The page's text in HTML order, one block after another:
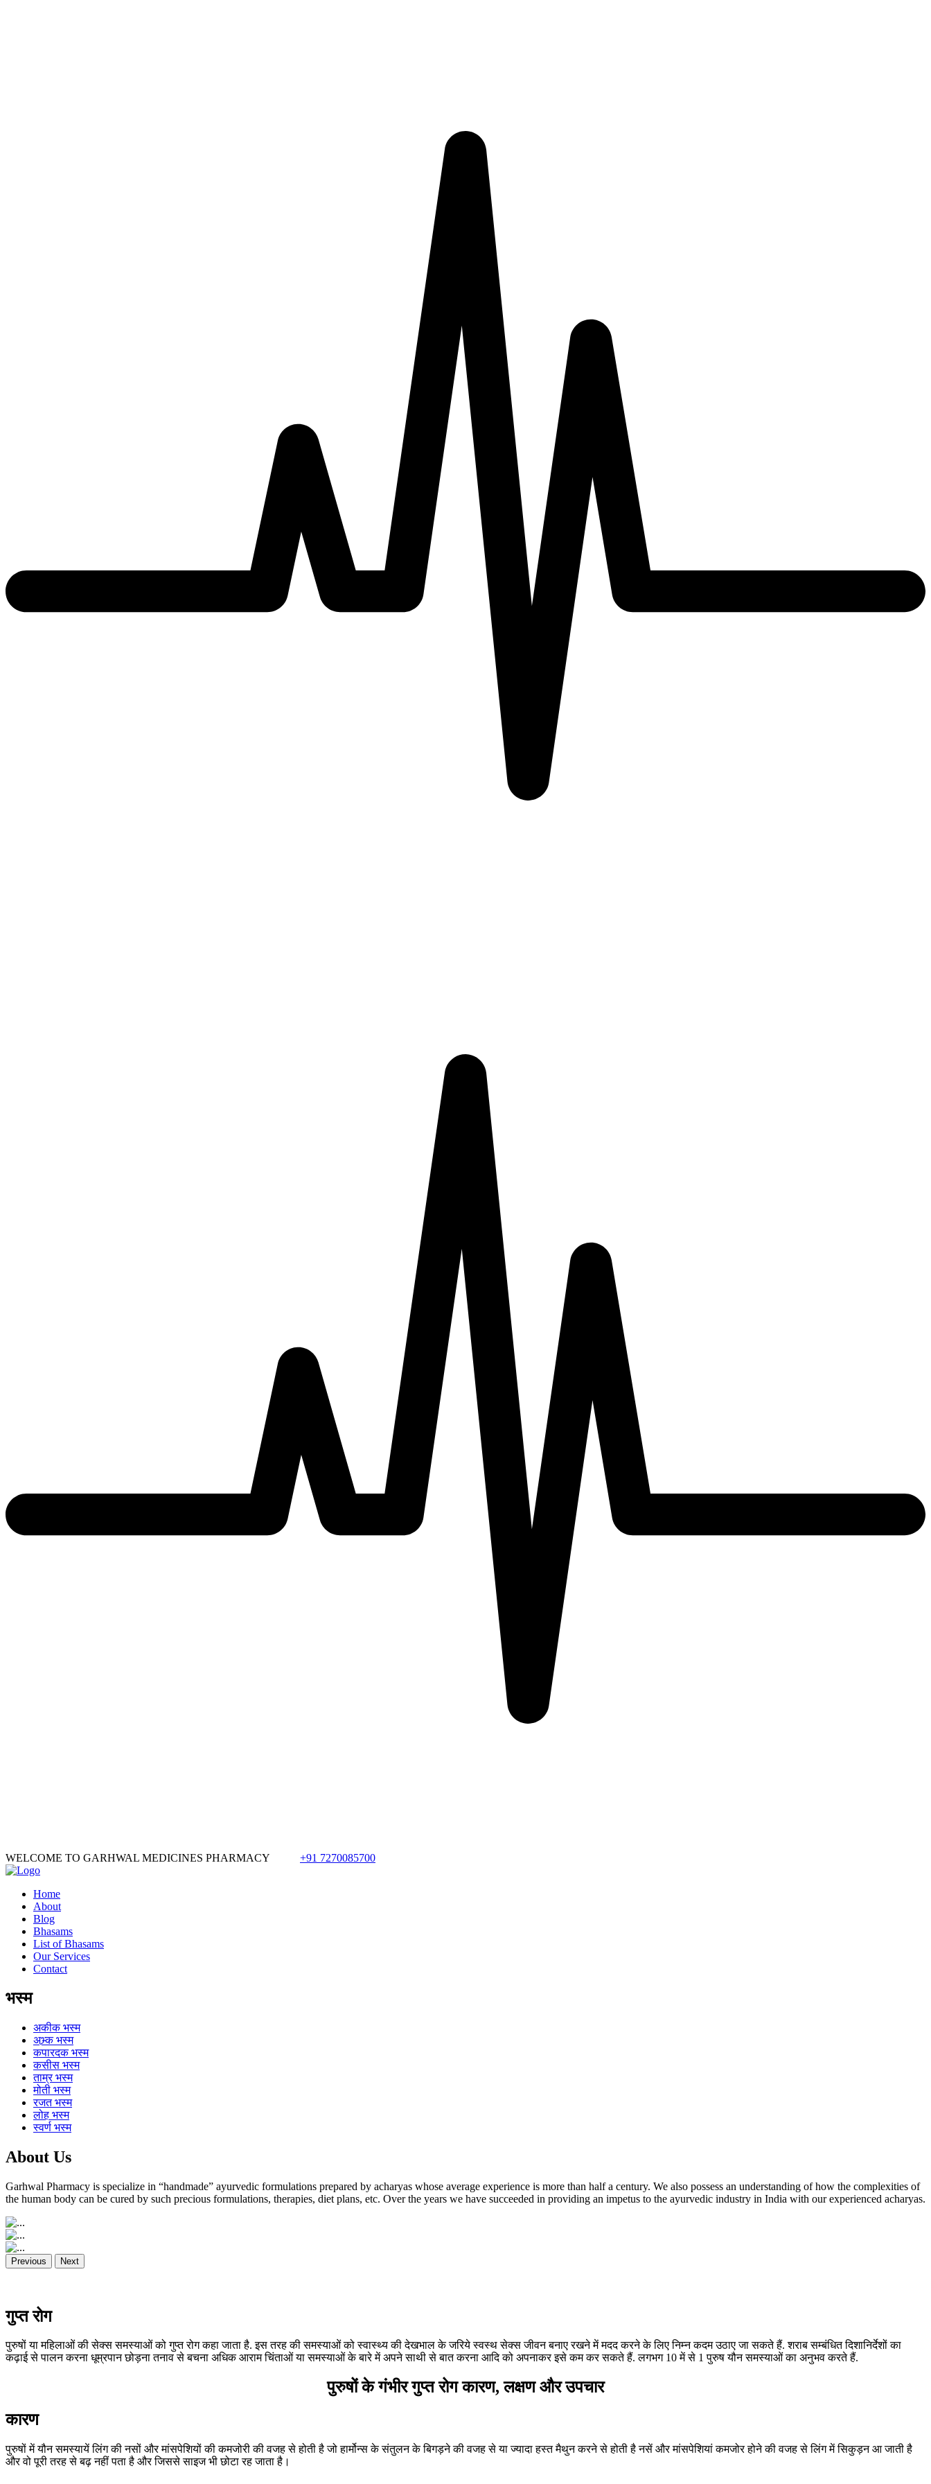
WELCOME TO GARHWAL MEDICINES PHARMACY +91 7270085700
Home
About
Blog
Bhasams
List of Bhasams
Our Services
Contact
भस्म
अकीकभस्म
अभ्र्क भस्म
कपारदक भस्म
कसीस भस्म
ताम्र भस्म
मोती भस्म
रजत भस्म
लोह भस्म
स्वर्ण भस्म
About Us
Garhwal Pharmacy is specialize in “handmade” ayurvedic formulations prepared by acharyas whose average experience is more than half a century. We also possess an understanding of how the complexities of
the human body can be cured by such precious formulations, therapies, diet plans, etc. Over the years we have succeeded in providing an impetus to the ayurvedic industry in India with our experienced acharyas.
Previous Next
गुप्त रोग
पुरुषों या महिलाओं की सेक्स समस्याओं को गुप्त रोग कहा जाता है. इस तरह की समस्याओं को स्वास्थ्य की देखभाल के जरिये स्वस्थ सेक्स जीवन बनाए रखने में मदद करने के लिए निम्न कदम उठाए जा सकते हैं. शराब सम्बंधित दिशानिर्देशों का
कढ़ाई से पालन करना धूम्रपान छोड़ना तनाव से बचना अधिक आराम चिंताओं या समस्याओं के बारे में अपने साथी से बात करना आदि को अपनाकर इसे कम कर सकते हैं. लगभग 10 में से 1 पुरुष यौन समस्याओं का अनुभव करते हैं.
पुरुषों के गंभीर गुप्त रोग कारण, लक्षण और उपचार
कारण
पुरुषों में यौन समस्यायें लिंग की नसों और मांसपेशियों की कमजोरी की वजह से होती है जो हार्मोन्स के संतुलन के बिगड़ने की वजह से या ज्यादा हस्त मैथुन करने से होती है नसें और मांसपेशियां कमजोर होने की वजह से लिंग में सिकुड़न आ जाती है
और वो पूरी तरह से बढ़ नहीं पता है और जिससे साइज भी छोटा रह जाता है।